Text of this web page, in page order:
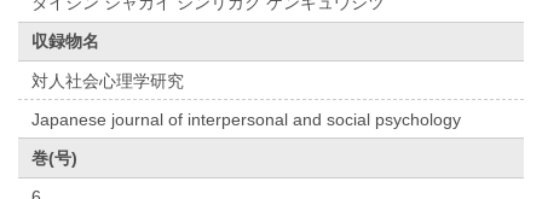
収録物名
対人社会心理学研究
Japanese journal of interpersonal and social psychology
巻(号)